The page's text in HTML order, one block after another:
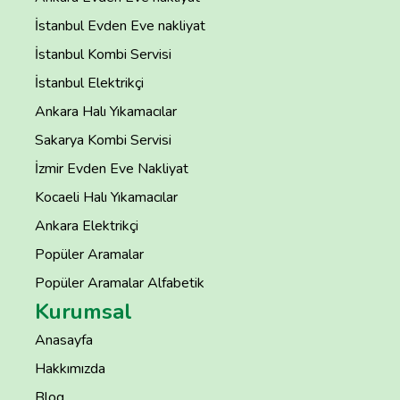
İstanbul Evden Eve nakliyat
İstanbul Kombi Servisi
İstanbul Elektrikçi
Ankara Halı Yıkamacılar
Sakarya Kombi Servisi
İzmir Evden Eve Nakliyat
Kocaeli Halı Yıkamacılar
Ankara Elektrikçi
Popüler Aramalar
Popüler Aramalar Alfabetik
Kurumsal
Anasayfa
Hakkımızda